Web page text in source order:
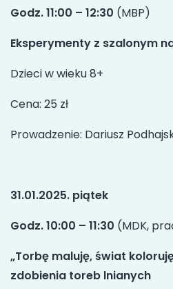
Godz. 11:00 – 12:30 (MBP)
Eksperymenty z szalonym
Dzieci w wieku 8+
Cena: 25 zł
Prowadzenie: Dariusz
31.01.2025. piątek
Godz. 10:00 – 11:30 (MDK,
„Torbę maluję, świat
zdobienia toreb lnianych